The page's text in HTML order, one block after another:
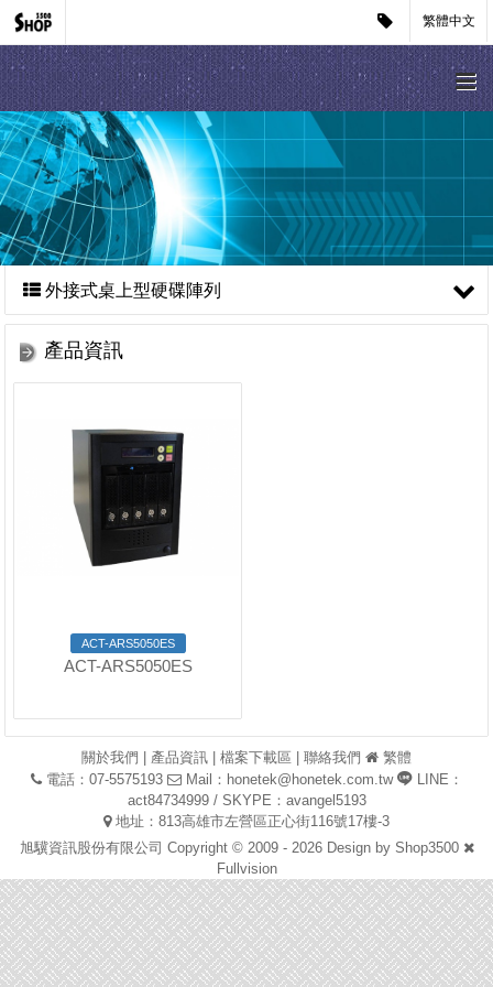
繁體中文
外接式桌上型硬碟陣列
產品資訊
ACT-ARS5050ES
ACT-ARS5050ES
關於我們 產品資訊 檔案下載區 聯絡我們
繁體
電話：07-5575193
Mail： honetek@honetek.com.tw
LINE：
act84734999 / SKYPE：avangel5193
地址：813高雄市左營區正心街116號17樓-3
旭驥資訊股份有限公司 Copyright © 2009 - 2026 Design by Shop3500
Fullvision